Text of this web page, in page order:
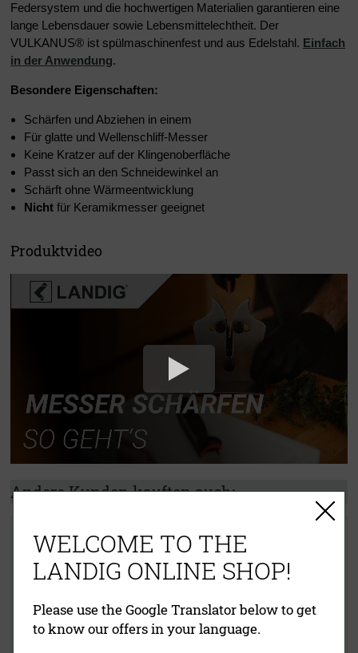
Federsystem und die hochwertigen Materialien garantieren eine
lange Lebensdauer sowie Lebensmittelechtheit. Der
VULKANUS® ist spülmaschinenfest und aus Edelstahl. Einfach
in der Anwendung.
Besondere Eigenschaften:
Schärfen und Abziehen in einem
Für glatte und Wellenschliff-Messer
Keine Kratzer auf der Klingenoberfläche
Passt sich an den Schneidewinkel an
Schärft ohne Wärmeentwicklung
Nicht für Keramikmesser geeignet
Produktvideo
Andere Kunden kauften auch:
Kunststoff
WELCOME TO THE
LANDIG ONLINE SHOP!
Please use the Google Translator below to get
to know our offers in your language.